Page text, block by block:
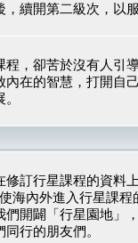
續開第二級次，以
，卻苦於沒有人引
在的智慧，打開自
訂行星課程的資料
海內外進入行星課
們開闢「行星園地」
行的朋友們。